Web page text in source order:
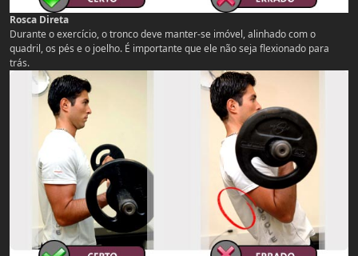
Rosca Direta
Durante o exercício, o tronco deve manter-se imóvel, alinhado com o
quadril, os pés e o joelho. É importante que ele não seja flexionado para
trás.